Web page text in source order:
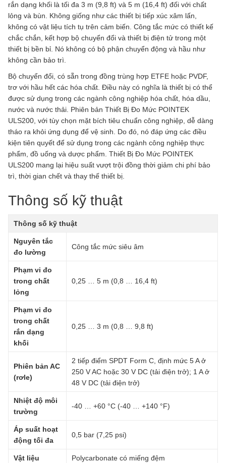
rắn dạng khối là tối đa 3 m (9,8 ft) và 5 m (16,4 ft) đối với chất
lỏng và bùn. Không giống như các thiết bị tiếp xúc xâm lấn,
không có vật liệu tích tụ trên cảm biến. Công tắc mức có thiết kế
chắc chắn, kết hợp bộ chuyển đổi và thiết bị điện tử trong một
thiết bị bền bỉ. Nó không có bộ phận chuyển động và hầu như
không cần bảo trì.
Bộ chuyển đổi, có sẵn trong đồng trùng hợp ETFE hoặc PVDF,
trơ với hầu hết các hóa chất. Điều này có nghĩa là thiết bị có thể
được sử dụng trong các ngành công nghiệp hóa chất, hóa dầu,
nước và nước thải. Phiên bản Thiết Bị Đo Mức POINTEK
ULS200, với tùy chọn mặt bích tiêu chuẩn công nghiệp, dễ dàng
tháo ra khỏi ứng dụng để vệ sinh. Do đó, nó đáp ứng các điều
kiện tiên quyết để sử dụng trong các ngành công nghiệp thực
phẩm, đồ uống và dược phẩm. Thiết Bị Đo Mức POINTEK
ULS200 mang lại hiệu suất vượt trội đồng thời giảm chi phí bảo
trì, thời gian chết và thay thế thiết bị.
Thông số kỹ thuật
Thông số kỹ thuật
Nguyên tắc
đo lường
Công tắc mức siêu âm
Phạm vi đo
trong chất
lỏng
0,25 … 5 m (0,8 … 16,4 ft)
Phạm vi đo
trong chất
rắn dạng
khối
0,25 … 3 m (0,8 … 9,8 ft)
Phiên bản AC
(rơle)
2 tiếp điểm SPDT Form C, định mức 5 A ở
250 V AC hoặc 30 V DC (tải điện trở); 1 A ở
48 V DC (tải điện trở)
Nhiệt độ môi
trường
-40 … +60 °C (-40 … +140 °F)
Áp suất hoạt
động tối đa
0,5 bar (7,25 psi)
Vật liệu Polycarbonate có miếng đệm